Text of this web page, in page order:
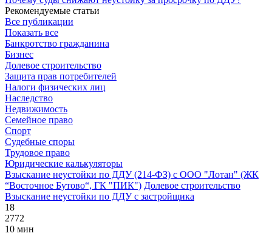
Рекомендуемые статьи
Все публикации
Показать все
Банкротство гражданина
Бизнес
Долевое строительство
Защита прав потребителей
Налоги физических лиц
Наследство
Недвижимость
Семейное право
Спорт
Судебные споры
Трудовое право
Юридические калькуляторы
Взыскание неустойки по ДДУ (214-ФЗ) с ООО "Лотан" (ЖК
“Восточное Бутово“, ГК "ПИК") Долевое строительство
Взыскание неустойки по ДДУ с застройщика
18
2772
10 мин